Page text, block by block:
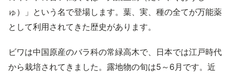
ゅ）」という名で登場します。葉、実、種の全てが万能薬
として利用されてきた歴史があります。
ビワは中国原産のバラ科の常緑高木で、日本では江戸時代
から栽培されてきました。露地物の旬は5～6月です。近